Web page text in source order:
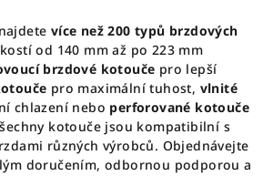
p
i
s
u
více než 200 typů brzdových
od 140 mm až po 223 mm
brzdové kotouče pro lepší
pro maximální tuhost, vlnité
chlazení nebo perforované kotouče
kotouče jsou kompatibilní s
různých výrobců. Objednávejte
doručením, odbornou podporou a